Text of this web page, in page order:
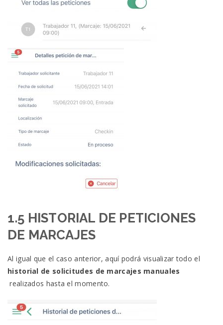
1.5 HISTORIAL DE PETICIONES
DE MARCAJES
Al igual que el caso anterior, aquí podrá visualizar todo el
historial de solicitudes de marcajes manuales
realizados hasta el momento.